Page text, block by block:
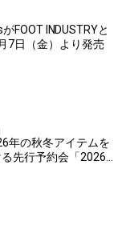
FOOT INDUSTRYと
7日（金）より発売
年の秋冬アイテムを
先行予約会「2026